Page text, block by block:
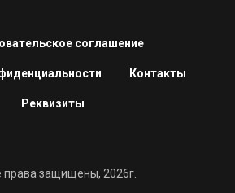
соглашение
Контакты
Реквизиты
права защищены, 2026г.